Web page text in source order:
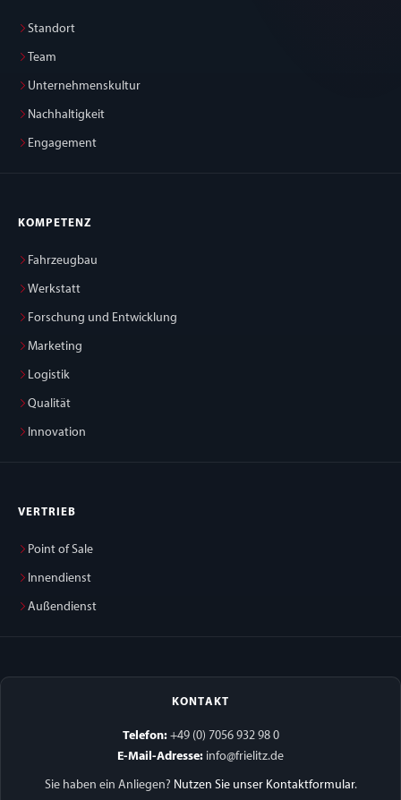
Standort
Team
Unternehmenskultur
Nachhaltigkeit
Engagement
KOMPETENZ
Fahrzeugbau
Werkstatt
Forschung und Entwicklung
Marketing
Logistik
Qualität
Innovation
VERTRIEB
Point of Sale
Innendienst
Außendienst
KONTAKT
Telefon:+49 (0) 7056 932 98 0
E-Mail-Adresse: info@frielitz.de
Sie haben ein Anliegen? Nutzen Sie unser Kontaktformular.